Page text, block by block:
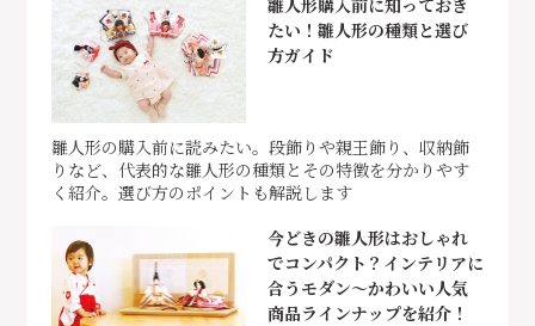
雛人形購入前に知っておき
たい！雛人形の種類と選び
方ガイド
雛人形の購入前に読みたい。段飾りや親王飾り、収納飾
りなど、代表的な雛人形の種類とその特徴を分かりやす
く紹介。選び方のポイントも解説します
今どきの雛人形はおしゃれ
でコンパクト？インテリアに
合うモダン～かわいい人気
商品ラインナップを紹介！